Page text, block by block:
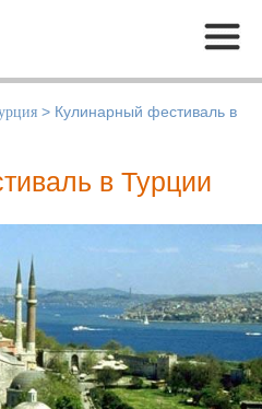
Меню
> Кулинарный фестиваль в
в Турции